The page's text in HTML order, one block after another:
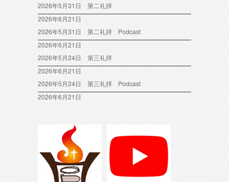
2026年5月31日 第二礼拝
2026年6月21日
2026年5月31日 第二礼拝 Podcast
2026年6月21日
2026年5月24日 第三礼拝
2026年6月21日
2026年5月24日 第三礼拝 Podcast
2026年6月21日